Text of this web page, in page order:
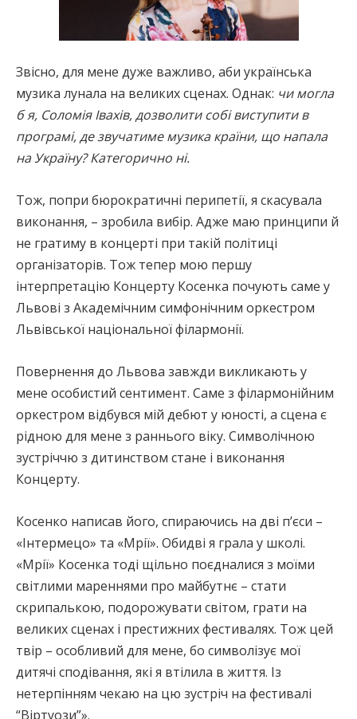
Звісно, для мене дуже важливо, аби українська
музика лунала на великих сценах. Однак: чи могла
б я, Соломія Івахів, дозволити собі виступити в
програмі, де звучатиме музика країни, що напала
на Україну? Категорично ні.
Тож, попри бюрократичні перипетії, я скасувала
виконання, – зробила вибір. Адже маю принципи й
не гратиму в концерті при такій політиці
організаторів. Тож тепер мою першу
інтерпретацію Концерту Косенка почують саме у
Львові з Академічним симфонічним оркестром
Львівської національної філармонії.
Повернення до Львова завжди викликають у
мене особистий сентимент. Саме з філармонійним
оркестром відбувся мій дебют у юності, а сцена є
рідною для мене з раннього віку. Символічною
зустріччю з дитинством стане і виконання
Концерту.
Косенко написав його, спираючись на дві пʼєси –
«Інтермецо» та «Мрії». Обидві я грала у школі.
«Мрії» Косенка тоді щільно поєдналися з моїми
світлими мареннями про майбутнє – стати
скрипалькою, подорожувати світом, грати на
великих сценах і престижних фестивалях. Тож цей
твір – особливий для мене, бо символізує мої
дитячі сподівання, які я втілила в життя. Із
нетерпінням чекаю на цю зустріч на фестивалі
“Віртуози”».